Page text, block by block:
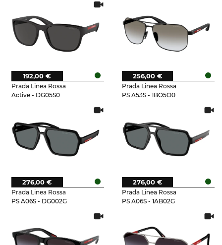
Prada Linea Rossa
Active - DG05S0
192,00 €
Prada Linea Rossa
PS A53S - 1BO5O0
256,00 €
Prada Linea Rossa
PS A06S - DG002G
276,00 €
Prada Linea Rossa
PS A06S - 1AB02G
276,00 €